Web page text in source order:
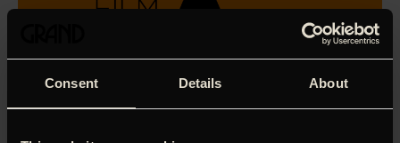
Consent Details About